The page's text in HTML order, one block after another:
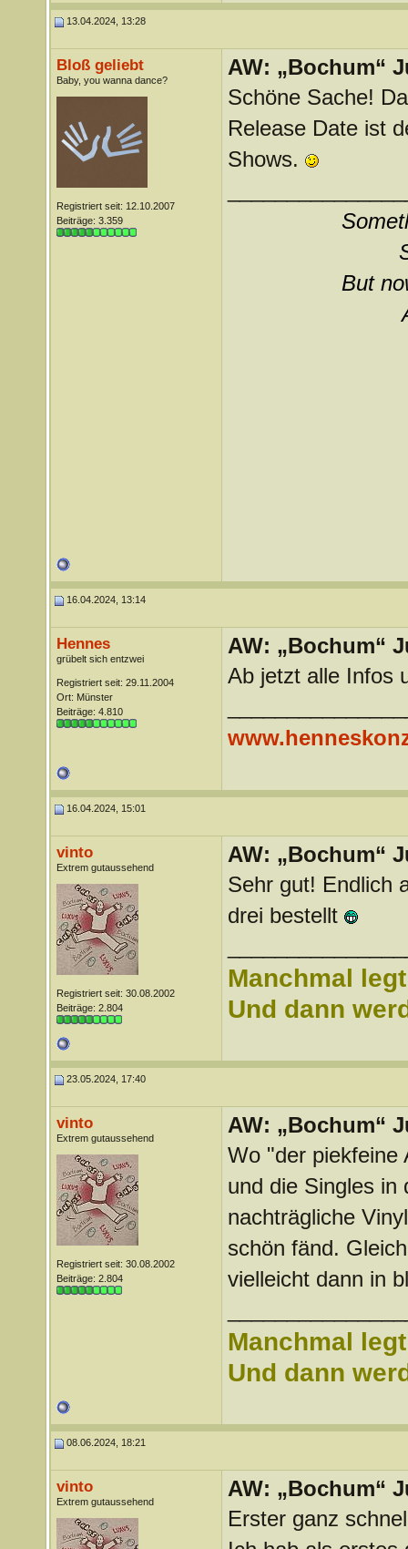
13.04.2024, 13:28
Bloß geliebt
Baby, you wanna dance?
Registriert seit: 12.10.2007
Beiträge: 3.359
AW: „Bochum“
Schöne Sache!
Release Date ist
Shows.
But
16.04.2024, 13:14
Hennes
grübelt sich entzwei
Registriert seit: 29.11.2004
Ort: Münster
Beiträge: 4.810
AW: „Bochum“
Ab jetzt alle Infos
16.04.2024, 15:01
vinto
Extrem gutaussehend
Registriert seit: 30.08.2002
Beiträge: 2.804
AW: „Bochum“
Sehr gut! Endlich
drei bestellt
Manchmal
Und dann
23.05.2024, 17:40
vinto
Extrem gutaussehend
Registriert seit: 30.08.2002
Beiträge: 2.804
AW: „Bochum“
Wo "der piekfeine
und die Singles in
nachträgliche
schön fänd.
vielleicht dann in
Manchmal
Und dann
08.06.2024, 18:21
vinto
Extrem gutaussehend
AW: „Bochum“
Erster ganz